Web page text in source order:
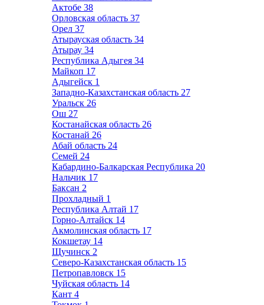
Актобе 38
Орловская область 37
Орел 37
Атырауская область 34
Атырау 34
Республика Адыгея 34
Майкоп 17
Адыгейск 1
Западно-Казахстанская область 27
Уральск 26
Ош 27
Костанайская область 26
Костанай 26
Абай область 24
Семей 24
Кабардино-Балкарская Республика 20
Нальчик 17
Баксан 2
Прохладный 1
Республика Алтай 17
Горно-Алтайск 14
Акмолинская область 17
Кокшетау 14
Щучинск 2
Северо-Казахстанская область 15
Петропавловск 15
Чуйская область 14
Кант 4